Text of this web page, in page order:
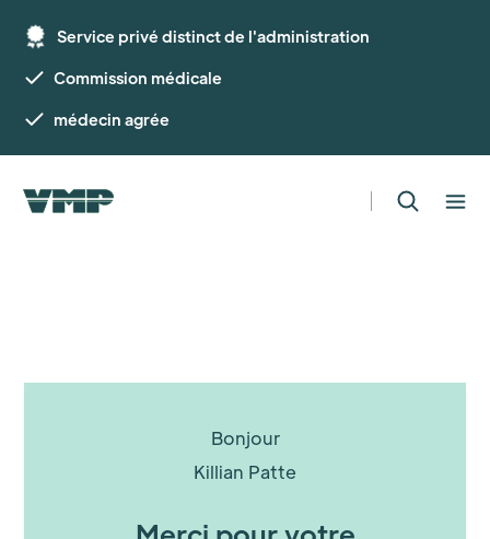
Service privé distinct de l'administration
Commission médicale
médecin agrée
Bonjour
Killian Patte